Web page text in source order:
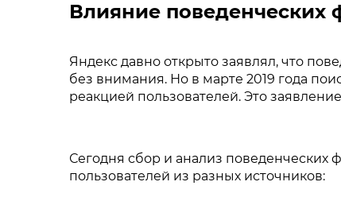
Влияние поведенческих
Яндекс давно открыто заявлял, что
без внимания. Но в марте 2019 года
реакцией пользователей. Это
Сегодня сбор и анализ
пользователей из разных источников: